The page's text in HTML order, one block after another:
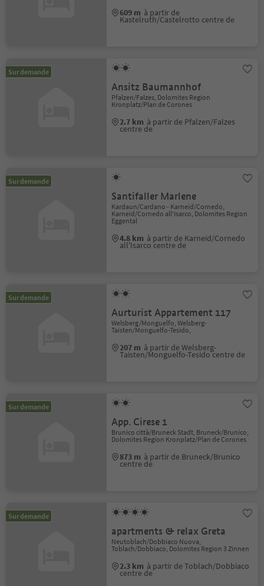
609 m à partir de
Kastelruth/Castelrotto centre de
Sur demande
Ansitz Baumannhof
Pfalzen/Falzes, Dolomites Region
Kronplatz/Plan de Corones
2.7 km à partir de Pfalzen/Falzes
centre de
Sur demande
Santifaller Marlene
Kardaun/Cardano - Karneid/Cornedo,
Karneid/Cornedo all'Isarco, Dolomites Region
Eggental
4.8 km à partir de Karneid/Cornedo
all'Isarco centre de
Sur demande
Aurturist Appartement 117
Welsberg/Monguelfo, Welsberg-
Taisten/Monguelfo-Tesido,
207 m à partir de Welsberg-
Taisten/Monguelfo-Tesido centre de
Sur demande
App. Cirese 1
Brunico città/Bruneck Stadt, Bruneck/Brunico,
Dolomites Region Kronplatz/Plan de Corones
873 m à partir de Bruneck/Brunico
centre de
Sur demande
apartments & relax Greta
Neutoblach/Dobbiaco Nuova,
Toblach/Dobbiaco, Dolomites Region 3 Zinnen
2.3 km à partir de Toblach/Dobbiaco
centre de